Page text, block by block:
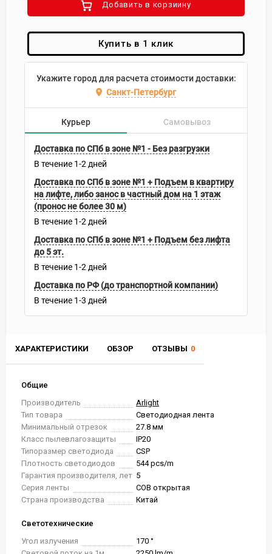
ХАРАКТЕРИСТИКИ ОБЗОР ОТЗЫВЫ 0
Общие
Производитель
Arlight
Тип товара
Светодиодная лента
Минимальный отрезок
27.8 мм
Класс пылевлагозащиты
IP20
Типоразмер светодиода
CSP
Плотность светодиодов
544 pcs/m
Гарантия производителя, лет 5
Серия ленты
COB открытая
Страна производства
Китай
Светотехнические
Угол излучения
170 °
Добавить в корзиину
Купить в 1 клик
Укажите город для расчета стоимости доставки:
Санкт-Петербург
Курьер Самовывоз
Доставка по СПб в зоне №1 - Без разгрузки
В течение 1-2 дней
Доставка по СПб в зоне №1 + Подъем в квартиру
на лифте, либо занос в частный дом на 1 этаж
(пронос не более 30 м)
В течение 1-2 дней
Доставка по СПб в зоне №1 + Подъем без лифта
до 5 эт.
В течение 1-2 дней
Доставка по РФ (до транспортной компании)
В течение 1-3 дней